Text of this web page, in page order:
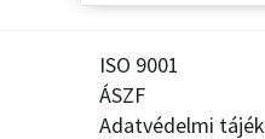
ISO 9001
ÁSZF
Adatvédelmi